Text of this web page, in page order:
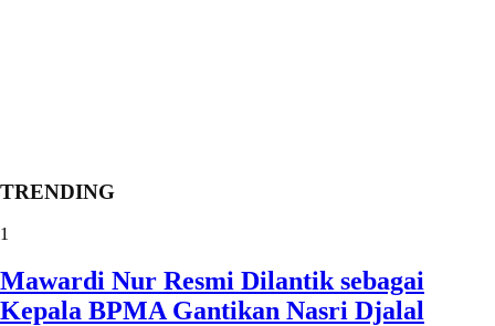
TRENDING
1
Mawardi Nur Resmi Dilantik sebagai
Kepala BPMA Gantikan Nasri Djalal